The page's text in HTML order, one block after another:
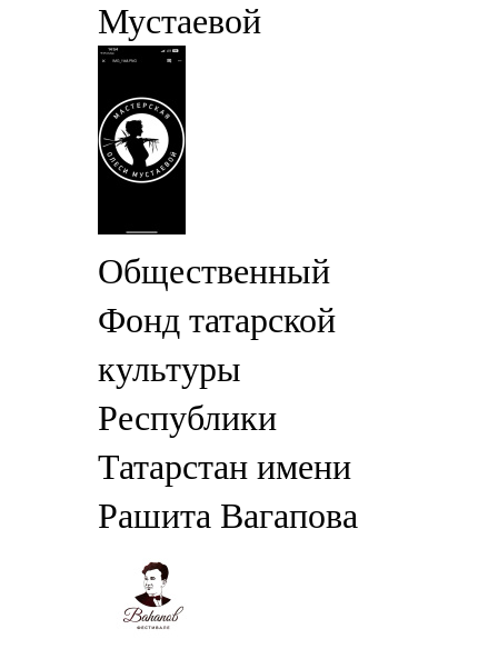
Мустаевой
Общественный
Фонд татарской
культуры
Республики
Татарстан имени
Рашита Вагапова